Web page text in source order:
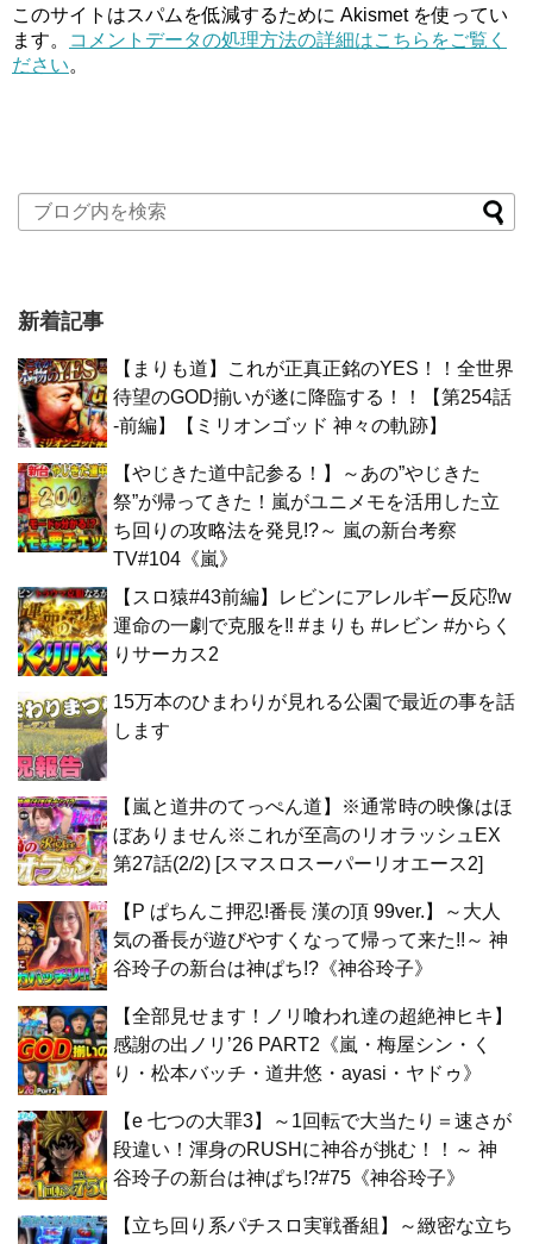
このサイトはスパムを低減するために Akismet を使ってい
ます。
コメントデータの処理方法の詳細はこちらをご覧く
ださい。
新着記事
【まりも道】これが正真正銘のYES！！全世界
待望のGOD揃いが遂に降臨する！！【第254話
-前編】【ミリオンゴッド 神々の軌跡】
【やじきた道中記参る！】～あの”やじきた
祭”が帰ってきた！嵐がユニメモを活用した立
ち回りの攻略法を発見!?～ 嵐の新台考察
TV#104《嵐》
【スロ猿#43前編】レビンにアレルギー反応⁉w
運命の一劇で克服を‼ #まりも #レビン #からく
りサーカス2
15万本のひまわりが見れる公園で最近の事を話
します
【嵐と道井のてっぺん道】※通常時の映像はほ
ぼありません※これが至高のリオラッシュEX
第27話(2/2) [スマスロスーパーリオエース2]
【P ぱちんこ押忍!番長 漢の頂 99ver.】～大人
気の番長が遊びやすくなって帰って来た!!～ 神
谷玲子の新台は神ぱち!?《神谷玲子》
【全部見せます！ノリ喰われ達の超絶神ヒキ】
感謝の出ノリ’26 PART2《嵐・梅屋シン・く
り・松本バッチ・道井悠・ayasi・ヤドゥ》
【e 七つの大罪3】～1回転で大当たり＝速さが
段違い！渾身のRUSHに神谷が挑む！！～ 神
谷玲子の新台は神ぱち!?#75《神谷玲子》
【立ち回り系パチスロ実戦番組】～緻密な立ち